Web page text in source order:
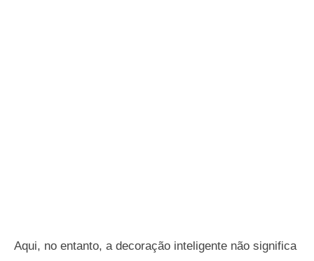
Aqui, no entanto, a decoração inteligente não significa